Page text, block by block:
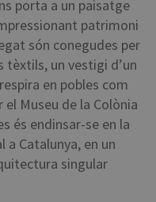
porta a un paisatge
patrimoni
són conegudes per
tèxtils, un vestigi d’un
en pobles com
el Museu de la Colònia
és endinsar-se en la
Catalunya, en un
singular